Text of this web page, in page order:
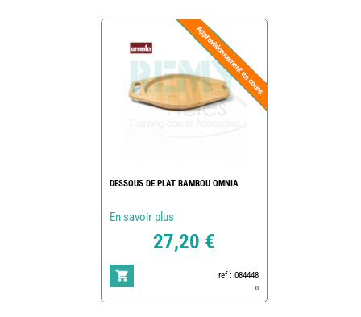
DESSOUS DE PLAT BAMBOU OMNIA
En savoir plus
27,20 €
ref : 084448
0